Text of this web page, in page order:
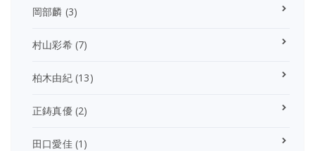
岡部麟 (3)
村山彩希(7)
柏木由紀(13)
正鋳真優(2)
田口愛佳(1)